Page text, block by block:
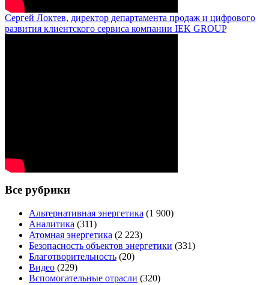
Сергей Локтев, директор департамента продаж и цифрового
развития клиентского сервиса компании IEK GROUP
Все рубрики
Альтернативная энергетика (1 900)
Аналитика (311)
Атомная энергетика (2 223)
Безопасность объектов энергетики (331)
Благотворительность (20)
Видео (229)
Вспомогательные отрасли (320)